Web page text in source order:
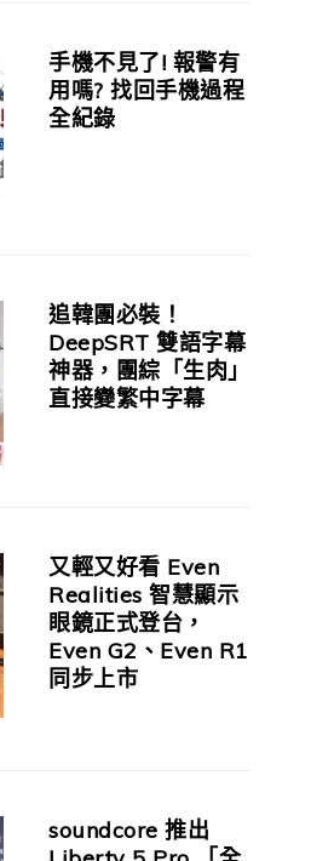
手機不見了! 報警有
用嗎? 找回手機過程
全紀錄
追韓團必裝！
DeepSRT 雙語字幕
神器，團綜「生肉」
直接變繁中字幕
又輕又好看 Even
Realities 智慧顯示
眼鏡正式登台，
Even G2、Even R1
同步上市
soundcore 推出